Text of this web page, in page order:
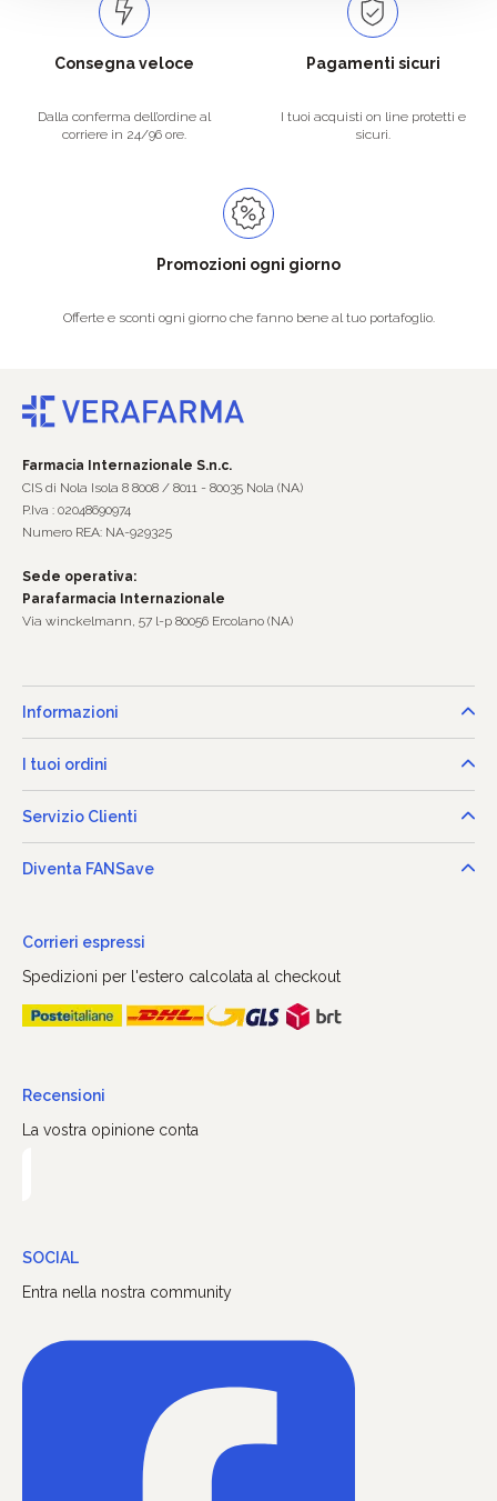
Consegna veloce
Dalla conferma dell’ordine al
corriere in 24/96 ore.
Pagamenti sicuri
I tuoi acquisti on line protetti e
sicuri.
Promozioni ogni giorno
Offerte e sconti ogni giorno che fanno bene al tuo portafoglio.
Farmacia Internazionale S.n.c.
CIS di Nola Isola 8 8008 / 8011 - 80035 Nola (NA)
P.Iva : 02048690974
Numero REA: NA-929325
Sede operativa:
Parafarmacia Internazionale
Via winckelmann, 57 l-p 80056 Ercolano (NA)
Informazioni
I tuoi ordini
Servizio Clienti
Diventa FANSave
Corrieri espressi
Spedizioni per l'estero calcolata al checkout
Recensioni
La vostra opinione conta
SOCIAL
Entra nella nostra community